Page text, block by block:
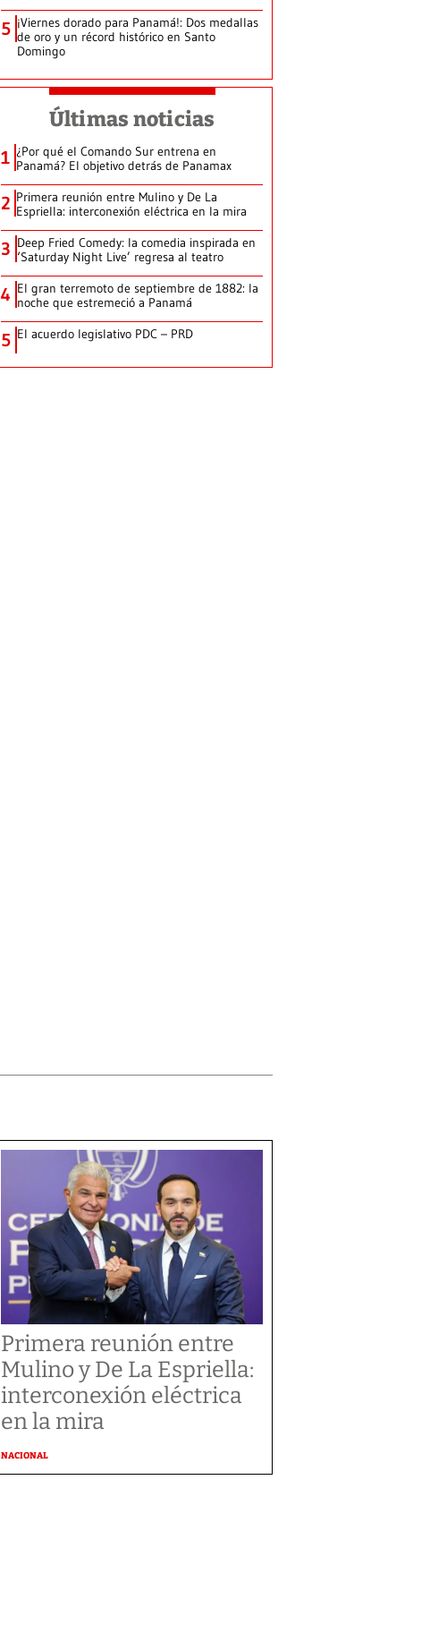
5 ¡Viernes dorado para Panamá!: Dos medallas
de oro y un récord histórico en Santo
Domingo
Últimas noticias
1 ¿Por qué el Comando Sur entrena en
Panamá? El objetivo detrás de Panamax
2 Primera reunión entre Mulino y De La
Espriella: interconexión eléctrica en la mira
3 Deep Fried Comedy: la comedia inspirada en
‘Saturday Night Live’ regresa al teatro
4 El gran terremoto de septiembre de 1882: la
noche que estremeció a Panamá
5 El acuerdo legislativo PDC – PRD
Primera reunión entre
Mulino y De La Espriella:
interconexión eléctrica
en la mira
NACIONAL